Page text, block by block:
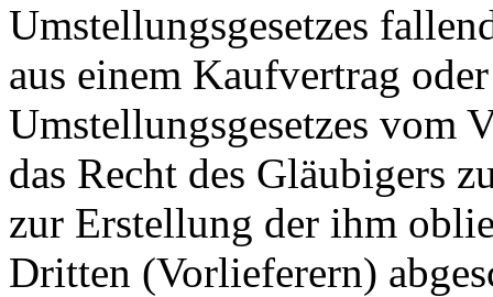
Umstellungsgesetzes
aus einem Kaufvertrag
Umstellungsgesetzes vom
das Recht des Gläubigers
zur Erstellung der ihm
Dritten (Vorlieferern)